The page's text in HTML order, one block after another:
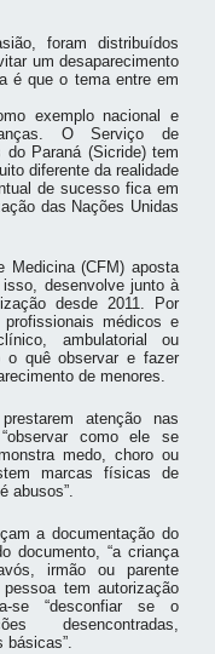
foram distribuídos
um desaparecimento
é que o tema entre em
exemplo nacional e
O Serviço de
do Paraná (Sicride) tem
diferente da realidade
de sucesso fica em
das Nações Unidas
Medicina (CFM) aposta
desenvolve junto à
desde 2011. Por
médicos e
ambulatorial ou
o quê observar e fazer
de menores.
atenção nas
como ele se
medo, choro ou
marcas físicas de
abusos”.
a documentação do
documento, “a criança
irmão ou parente
tem autorização
se “desconfiar se o
desencontradas,
básicas”.